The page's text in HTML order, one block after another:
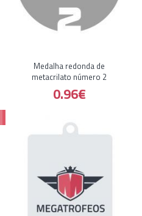
Medalha redonda de
metacrilato número 2
0.96€